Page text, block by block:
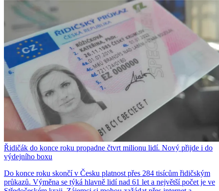
Řidičák do konce roku propadne čtvrt milionu lidí. Nový přijde i do
výdejního boxu
Do konce roku skončí v Česku platnost přes 284 tisícům řidičským
průkazů. Výměna se týká hlavně lidí nad 61 let a největší počet je ve